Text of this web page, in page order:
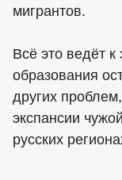
мигрантов.
Всё это ведёт
образования
других
экспансии
русских